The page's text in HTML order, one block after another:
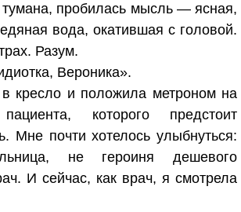
тумана, пробилась мысль — ясная,
вода, окатившая с головой.
Разум.
Вероника».
кресло и положила метроном на
которого предстоит
Мне почти хотелось улыбнуться:
не героиня дешевого
И сейчас, как врач, я смотрела